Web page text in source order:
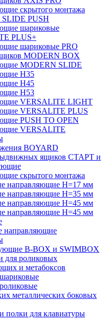
скрытого монтажа
PUSH
шариковые
PLUS+
шариковые PRO
MODERN BOX
MODERN SLIDE
H35
H45
H53
VERSALITE LIGHT
VERSALITE PLUS
PUSH TO OPEN
VERSALITE
BOYARD
ящиков СТАРТ и
скрытого монтажа
направляющие H=17 мм
направляющие H=35 мм
направляющие H=45 мм
направляющие H=45 мм
направляющие
B-BOX и SWIMBOX
для роликовых
и метабоксов
металлических боковых
полки для клавиатуры